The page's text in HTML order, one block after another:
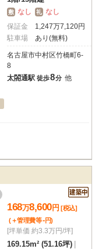
敷 なし 礼 なし
保証金
1,247万7,120円
駐車場
あり(無料)
名古屋市中村区竹橋町6-
8
太閤通駅 徒歩8分 他
168万8,600円 [税込]
(＋管理費等-円)
[坪単価 約3.3万円/坪]
169.15m² (51.16坪)